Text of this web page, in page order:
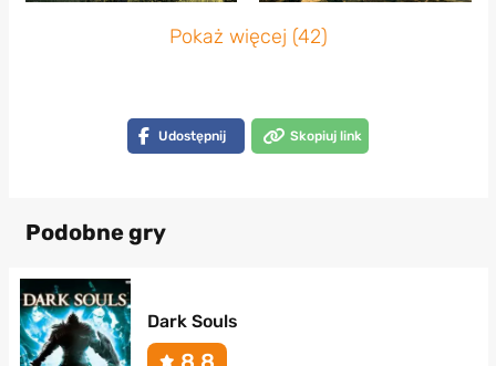
Pokaż więcej (42)
Udostępnij Skopiuj link
Podobne gry
Dark Souls